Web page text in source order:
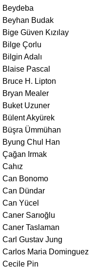
Beydeba
Beyhan Budak
Bige Güven Kızılay
Bilge Çorlu
Bilgin Adalı
Blaise Pascal
Bruce H. Lipton
Bryan Mealer
Buket Uzuner
Bülent Akyürek
Büşra Ümmühan
Byung Chul Han
Çağan Irmak
Cahız
Can Bonomo
Can Dündar
Can Yücel
Caner Sarıoğlu
Caner Taslaman
Carl Gustav Jung
Carlos Maria Dominguez
Cecile Pin